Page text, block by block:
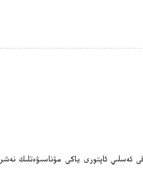
ئەسلىي ئاپتورى ياكى مۇناسىۋەتلىك